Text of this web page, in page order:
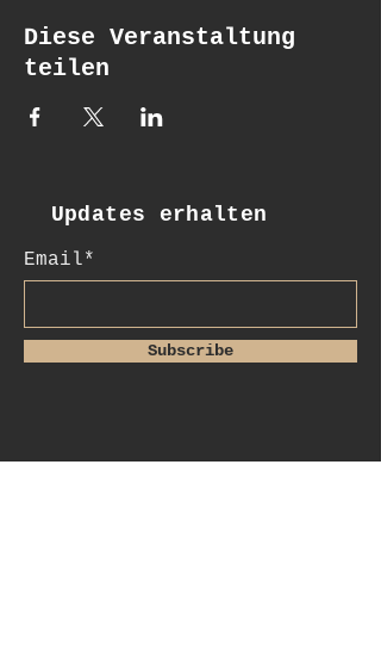
Diese Veranstaltung
teilen
Updates erhalten
Email*
Subscribe